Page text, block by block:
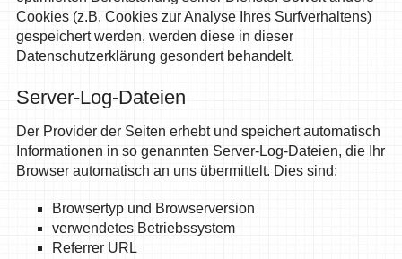
Cookies (z.B. Cookies zur Analyse Ihres Surfverhaltens)
gespeichert werden, werden diese in dieser
Datenschutzerklärung gesondert behandelt.
Server-Log-Dateien
Der Provider der Seiten erhebt und speichert automatisch
Informationen in so genannten Server-Log-Dateien, die Ihr
Browser automatisch an uns übermittelt. Dies sind:
Browsertyp und Browserversion
verwendetes Betriebssystem
Referrer URL